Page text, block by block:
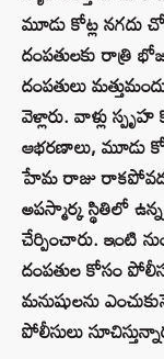
మూడు కోట్ల నగదు
దంపతులకు రాత్రి
దంపతులు
వెళ్లారు. వాళ్లు
ఆభరణాలు, మూడు
హేమ రాజు
అపస్మార్క స్థితిలో
చేర్పించారు. ఇంటి
దంపతుల కోసం
మనుషులను
పోలీసులు